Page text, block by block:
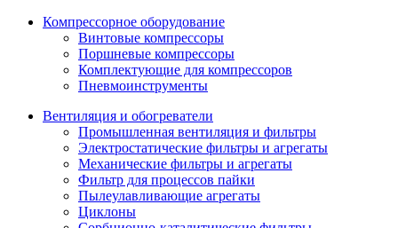
Компрессорное оборудование
Винтовые компрессоры
Поршневые компрессоры
Комплектующие для компрессоров
Пневмоинструменты
Вентиляция и обогреватели
Промышленная вентиляция и фильтры
Электростатические фильтры и агрегаты
Механические фильтры и агрегаты
Фильтр для процессов пайки
Пылеулавливающие агрегаты
Циклоны